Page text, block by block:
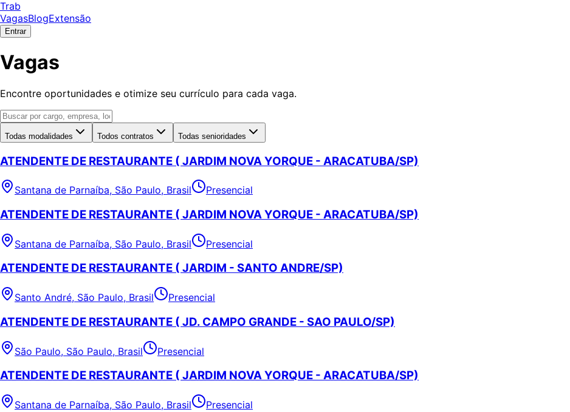
Trab
VagasBlogExtensão
Entrar
Vagas
Encontre oportunidades e otimize seu currículo para cada vaga.
Todas modalidades Todos contratos Todas senioridades
ATENDENTE DE RESTAURANTE ( JARDIM NOVA YORQUE - ARACATUBA/SP)
Santana de Parnaíba, São Paulo, Brasil Presencial
ATENDENTE DE RESTAURANTE ( JARDIM NOVA YORQUE - ARACATUBA/SP)
Santana de Parnaíba, São Paulo, Brasil Presencial
ATENDENTE DE RESTAURANTE ( JARDIM - SANTO ANDRE/SP)
Santo André, São Paulo, Brasil Presencial
ATENDENTE DE RESTAURANTE ( JD. CAMPO GRANDE - SAO PAULO/SP)
São Paulo, São Paulo, Brasil Presencial
ATENDENTE DE RESTAURANTE ( JARDIM NOVA YORQUE - ARACATUBA/SP)
Santana de Parnaíba, São Paulo, Brasil Presencial